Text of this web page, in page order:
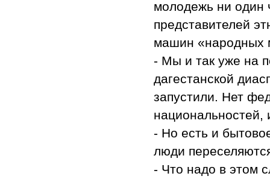
молодежь ни один
представителей
машин «народных
- Мы и так уже на
дагестанской
запустили. Нет
национальностей,
- Но есть и
люди
- Что надо в этом